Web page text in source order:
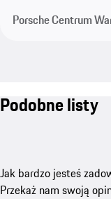
Porsche Centrum
Podobne listy
Jak bardzo jesteś
Przekaż nam swoją